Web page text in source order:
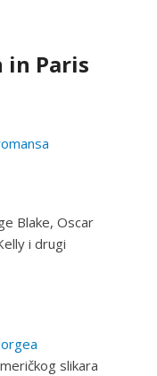
in Paris
Blake, Oscar
i drugi
slikara